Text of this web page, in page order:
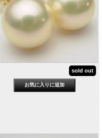
sold out